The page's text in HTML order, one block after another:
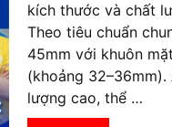
kích thước và chất
Theo tiêu chuẩn
45mm với khuôn
(khoảng
lượng cao, thể …